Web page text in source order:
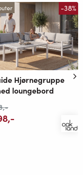
-38%
Hjørnegruppe
loungebord
,-
,-